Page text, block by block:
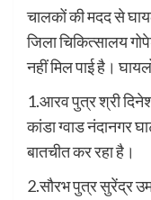
चालकों की मदद से
जिला चिकित्सालय
नहीं मिल पाई है।
1.आरव पुत्र श्री दिनेश
कांडा ग्वाड नंदानगर
बातचीत कर रहा है।
2.सौरभ पुत्र सुरेंद्र